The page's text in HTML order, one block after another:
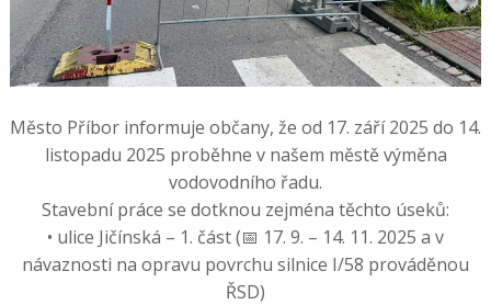
Město Příbor informuje občany, že od 17. září 2025 do 14.
listopadu 2025 proběhne v našem městě výměna
vodovodního řadu.
Stavební práce se dotknou zejména těchto úseků:
• ulice Jičínská – 1. část (📅 17. 9. – 14. 11. 2025 a v
návaznosti na opravu povrchu silnice I/58 prováděnou
ŘSD)